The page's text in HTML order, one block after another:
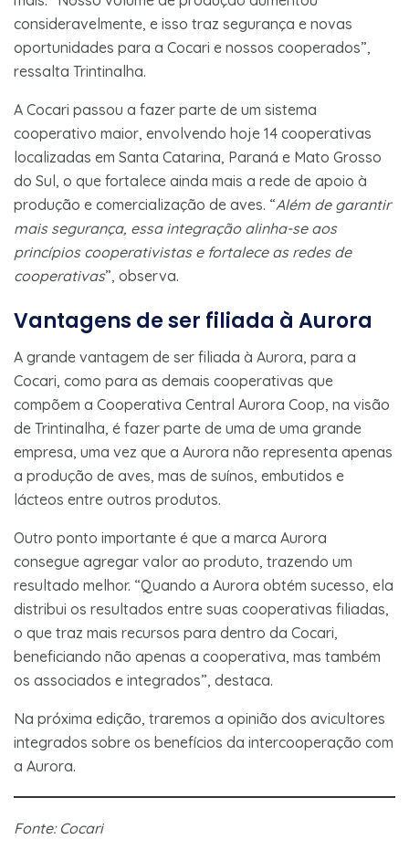
consideravelmente, e isso traz segurança e novas
oportunidades para a Cocari e nossos cooperados”,
ressalta Trintinalha.
A Cocari passou a fazer parte de um sistema
cooperativo maior, envolvendo hoje 14 cooperativas
localizadas em Santa Catarina, Paraná e Mato Grosso
do Sul, o que fortalece ainda mais a rede de apoio à
produção e comercialização de aves. “Além de garantir
mais segurança, essa integração alinha-se aos
princípios cooperativistas e fortalece as redes de
cooperativas”, observa.
Vantagens de ser filiada à Aurora
A grande vantagem de ser filiada à Aurora, para a
Cocari, como para as demais cooperativas que
compõem a Cooperativa Central Aurora Coop, na visão
de Trintinalha, é fazer parte de uma de uma grande
empresa, uma vez que a Aurora não representa apenas
a produção de aves, mas de suínos, embutidos e
lácteos entre outros produtos.
Outro ponto importante é que a marca Aurora
consegue agregar valor ao produto, trazendo um
resultado melhor. “Quando a Aurora obtém sucesso, ela
distribui os resultados entre suas cooperativas filiadas,
o que traz mais recursos para dentro da Cocari,
beneficiando não apenas a cooperativa, mas também
os associados e integrados”, destaca.
Na próxima edição, traremos a opinião dos avicultores
integrados sobre os benefícios da intercooperação com
a Aurora.
Fonte: Cocari